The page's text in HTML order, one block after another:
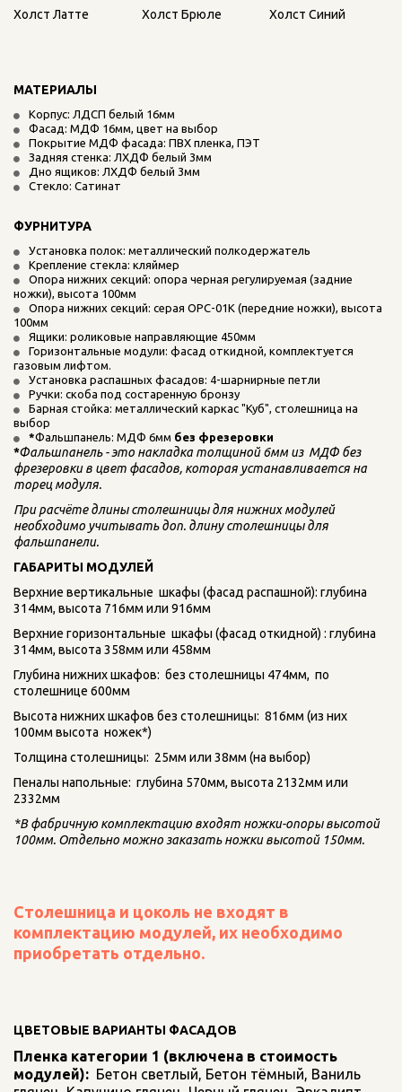
Холст Латте Холст Брюле Холст Синий
МАТЕРИАЛЫ
Корпус: ЛДСП белый 16мм
Фасад: МДФ 16мм, цвет на выбор
Покрытие МДФ фасада: ПВХ пленка, ПЭТ
Задняя стенка: ЛХДФ белый 3мм
Дно ящиков: ЛХДФ белый 3мм
Стекло: Сатинат
ФУРНИТУРА
Установка полок: металлический полкодержатель
Крепление стекла: кляймер
Опора нижних секций: опора черная регулируемая (задние
ножки), высота 100мм
Опора нижних секций: серая ОРС-01К (передние ножки), высота
100мм
Ящики: роликовые направляющие 450мм
Горизонтальные модули: фасад откидной, комплектуется
газовым лифтом.
Установка распашных фасадов: 4-шарнирные петли
Ручки: скоба под состаренную бронзу
Барная стойка: металлический каркас "Куб", столешница на
выбор
*Фальшпанель: МДФ 6мм без фрезеровки
*Фальшпанель - это накладка толщиной 6мм из  МДФ без
фрезеровки в цвет фасадов, которая устанавливается на
торец модуля.
При расчёте длины столешницы для нижних модулей
необходимо учитывать доп. длину столешницы для
фальшпанели.
ГАБАРИТЫ МОДУЛЕЙ
Верхние вертикальные  шкафы (фасад распашной): глубина
314мм, высота 716мм или 916мм
Верхние горизонтальные  шкафы (фасад откидной) : глубина
314мм, высота 358мм или 458мм
Глубина нижних шкафов:  без столешницы 474мм,  по
столешнице 600мм
Высота нижних шкафов без столешницы:  816мм (из них
100мм высота  ножек*)
Толщина столешницы:  25мм или 38мм (на выбор)
Пеналы напольные:  глубина 570мм, высота 2132мм или
2332мм
*В фабричную комплектацию входят ножки-опоры высотой
100мм. Отдельно можно заказать ножки высотой 150мм.
Столешница и цоколь не входят в
комплектацию модулей, их необходимо
приобретать отдельно.
ЦВЕТОВЫЕ ВАРИАНТЫ ФАСАДОВ
Пленка категории 1 (включена в стоимость
модулей):
  Бетон светлый, Бетон тёмный, Ваниль